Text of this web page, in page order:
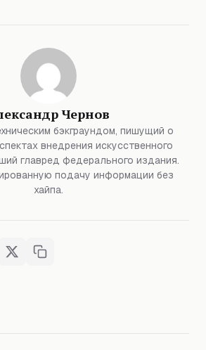
Чернов
бэкграундом, пишущий о
внедрения искусственного
главред федерального издания.
подачу информации без
хайпа.